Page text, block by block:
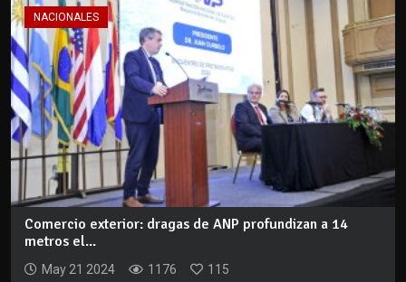
NACIONALES
Comercio exterior: dragas de ANP profundizan a 14
metros el...
May 21 2024 1176 115